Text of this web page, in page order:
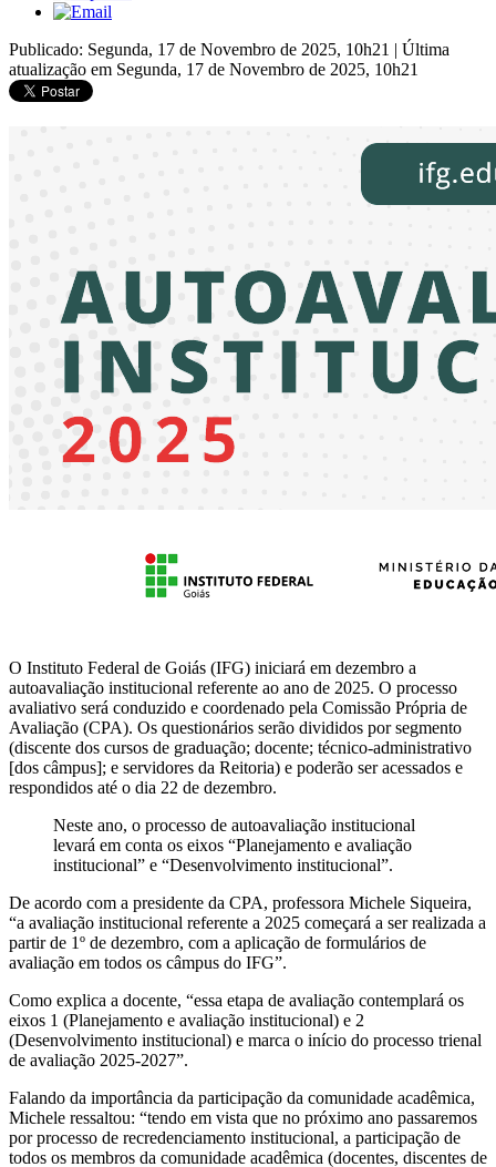
Publicado: Segunda, 17 de Novembro de 2025, 10h21 | Última
atualização em Segunda, 17 de Novembro de 2025, 10h21
O Instituto Federal de Goiás (IFG) iniciará em dezembro a
autoavaliação institucional referente ao ano de 2025. O processo
avaliativo será conduzido e coordenado pela Comissão Própria de
Avaliação (CPA). Os questionários serão divididos por segmento
(discente dos cursos de graduação; docente; técnico-administrativo
[dos câmpus]; e servidores da Reitoria) e poderão ser acessados e
respondidos até o dia 22 de dezembro.
Neste ano, o processo de autoavaliação institucional
levará em conta os eixos “Planejamento e avaliação
institucional” e “Desenvolvimento institucional”.
De acordo com a presidente da CPA, professora Michele Siqueira,
“a avaliação institucional referente a 2025 começará a ser realizada a
partir de 1º de dezembro, com a aplicação de formulários de
avaliação em todos os câmpus do IFG”.
Como explica a docente, “essa etapa de avaliação contemplará os
eixos 1 (Planejamento e avaliação institucional) e 2
(Desenvolvimento institucional) e marca o início do processo trienal
de avaliação 2025-2027”.
Falando da importância da participação da comunidade acadêmica,
Michele ressaltou: “tendo em vista que no próximo ano passaremos
por processo de recredenciamento institucional, a participação de
todos os membros da comunidade acadêmica (docentes, discentes de